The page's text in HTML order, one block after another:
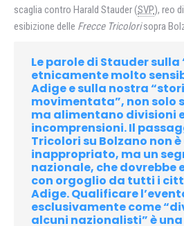
scaglia contro Harald Stauder (SVP), reo di
esibizione delle Frecce Tricolorisopra
Le parole di Stauder sulla
etnicamente molto
Adige e sulla nostra
movimentata”, non solo
ma alimentano divisioni
incomprensioni. Il
Tricolori su Bolzano non
inappropriato, ma un
nazionale, che dovrebbe
con orgoglio da tutti i
Adige. Qualificare
esclusivamente come
alcuni nazionalisti” è una